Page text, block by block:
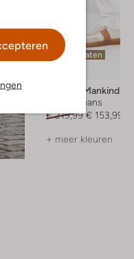
Laatste maten
7 For All Mankind
Slim fit jeans
€ 219,99 € 153,99
+ meer kleuren